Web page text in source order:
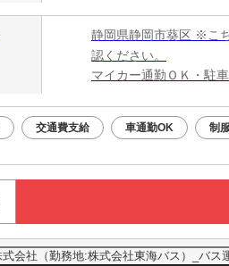
静岡県静岡市葵区 ※こ
認ください。
マイカー通勤ＯＫ・駐
交通費支給 車通勤OK 制
会社（勤務地:株式会社東海バス）_バス